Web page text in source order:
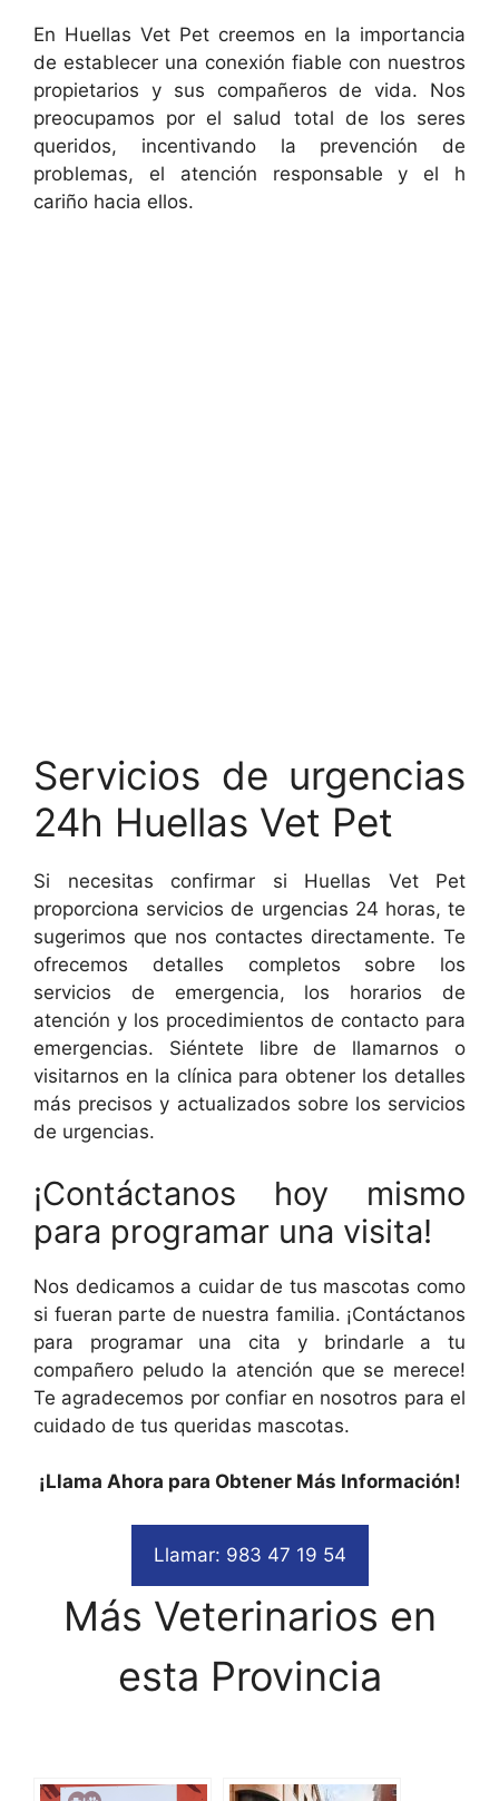
En Huellas Vet Pet creemos en la importancia
de establecer una conexión fiable con nuestros
propietarios y sus compañeros de vida. Nos
preocupamos por el salud total de los seres
queridos, incentivando la prevención de
problemas, el atención responsable y el h
cariño hacia ellos.
Servicios de urgencias
24h Huellas Vet Pet
Si necesitas confirmar si Huellas Vet Pet
proporciona servicios de urgencias 24 horas, te
sugerimos que nos contactes directamente. Te
ofrecemos detalles completos sobre los
servicios de emergencia, los horarios de
atención y los procedimientos de contacto para
emergencias. Siéntete libre de llamarnos o
visitarnos en la clínica para obtener los detalles
más precisos y actualizados sobre los servicios
de urgencias.
¡Contáctanos hoy mismo
para programar una visita!
Nos dedicamos a cuidar de tus mascotas como
si fueran parte de nuestra familia. ¡Contáctanos
para programar una cita y brindarle a tu
compañero peludo la atención que se merece!
Te agradecemos por confiar en nosotros para el
cuidado de tus queridas mascotas.
¡Llama Ahora para Obtener Más Información!
Llamar: 983 47 19 54
Más Veterinarios en
esta Provincia